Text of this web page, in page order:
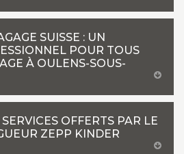
SUISSE : UN
POUR TOUS
À OULENS-SOUS-
OFFERTS PAR LE
ZEPP KINDER